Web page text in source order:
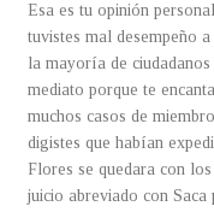
Esa es tu opinión
tuvistes mal desempeño
la mayoría de
mediato porque te
muchos casos de
digistes que habían
Flores se quedara con
juicio abreviado con